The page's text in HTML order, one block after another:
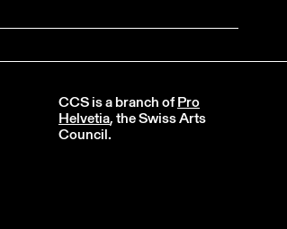
CCS is a branch ofPro
Helvetia, the Swiss Arts
Council.